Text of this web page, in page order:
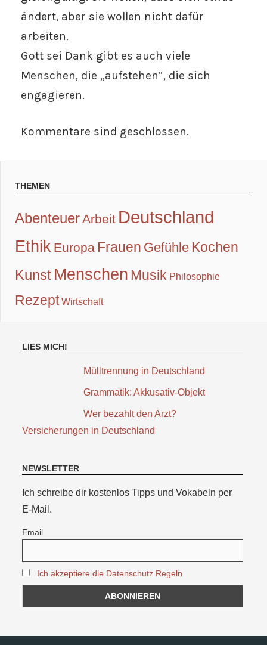
ändert, aber sie wollen nicht dafür
arbeiten.
Gott sei Dank gibt es auch viele
Menschen, die „aufstehen“, die sich
engagieren.
Kommentare sind geschlossen.
THEMEN
AbenteuerArbeit Deutschland
Ethik Europa Frauen Gefühle Kochen
Kunst Menschen Musik Philosophie
Rezept Wirtschaft
LIES MICH!
Mülltrennung in Deutschland
Grammatik: Akkusativ-Objekt
Wer bezahlt den Arzt?
Versicherungen in Deutschland
NEWSLETTER
Ich schreibe dir kostenlos Tipps und Vokabeln per
E-Mail.
Email
Ich akzeptiere die Datenschutz Regeln